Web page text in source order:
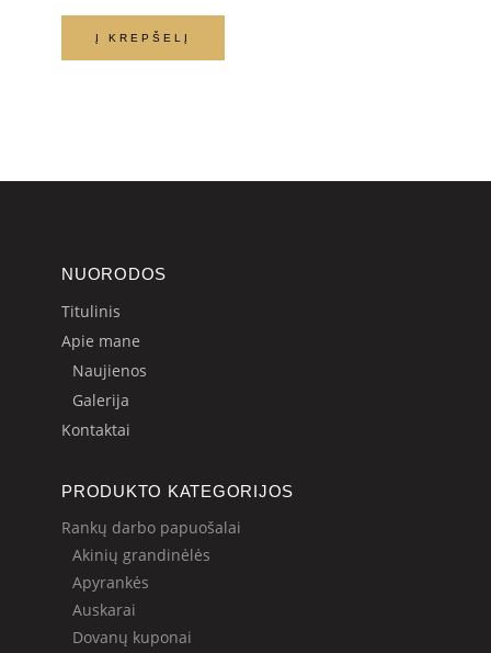
Į KREPŠELĮ
NUORODOS
Titulinis
Apie mane
Naujienos
Galerija
Kontaktai
PRODUKTO KATEGORIJOS
Rankų darbo papuošalai
Akinių grandinėlės
Apyrankės
Auskarai
Dovanų kuponai